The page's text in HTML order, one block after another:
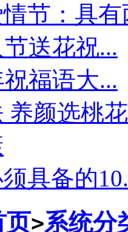
节：具有
送花祝...
福语大...
养颜选桃花
具备的
页>系统分